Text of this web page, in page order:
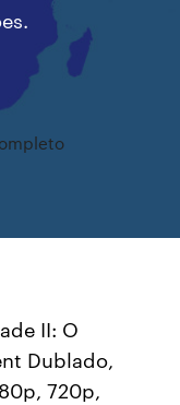
II: O
Dublado,
720p,